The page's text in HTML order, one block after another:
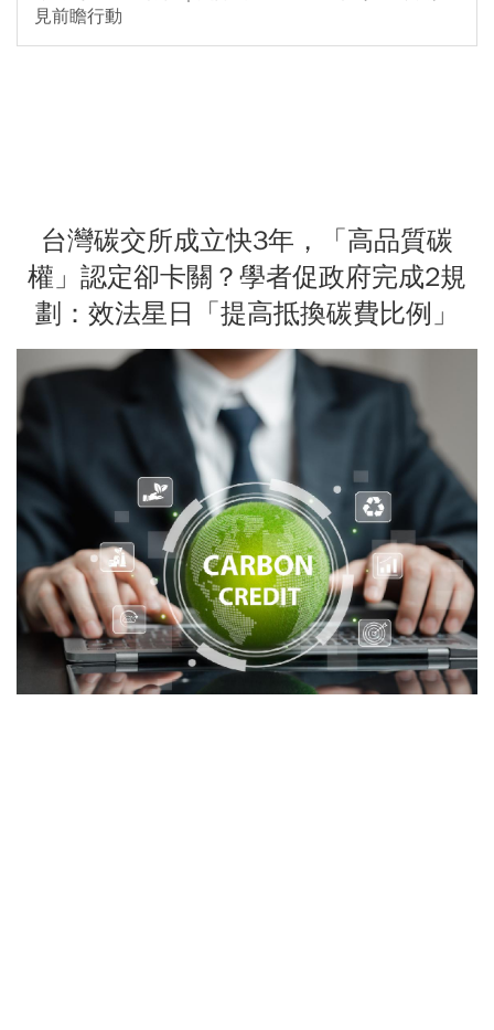
見前瞻行動
台灣碳交所成立快3年，「高品質碳
權」認定卻卡關？學者促政府完成2規
劃：效法星日「提高抵換碳費比例」